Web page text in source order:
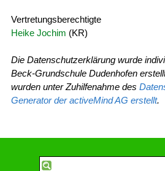
Vertretungsberechtigte
Heike Jochim (KR)
Die Datenschutzerklärung wurde
Beck-Grundschule Dudenhofen
wurden unter Zuhilfenahme des
Generator der activeMind AG erstellt.